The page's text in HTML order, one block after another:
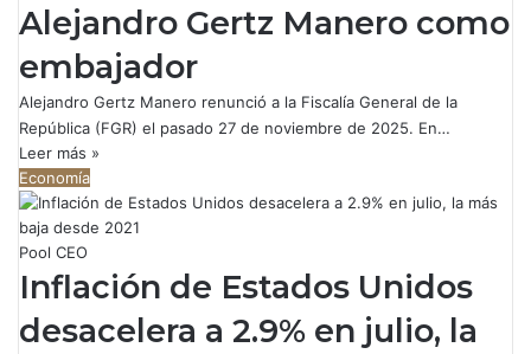
Alejandro Gertz Manero como
embajador
Alejandro Gertz Manero renunció a la Fiscalía General de la
República (FGR) el pasado 27 de noviembre de 2025. En…
Leer más »
Economía
Pool CEO
Inflación de Estados Unidos
desacelera a 2.9% en julio, la